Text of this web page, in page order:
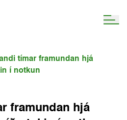
tímar framundan hjá
í notkun
framundan hjá